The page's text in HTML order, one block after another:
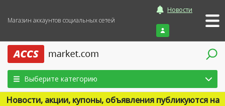
Магазин аккаунтов социальных сетей
Новости
Войти
Выберите категорию
Новости, акции, купоны, объявления публикуются на